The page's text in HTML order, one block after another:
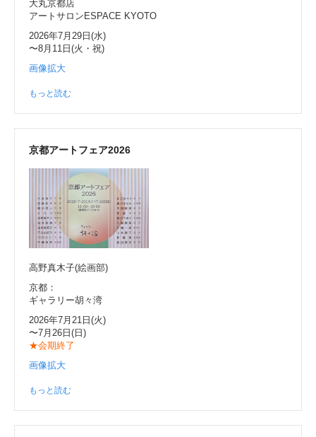
大丸京都店
アートサロンESPACE KYOTO
2026年7月29日(水)
〜8月11日(火・祝)
画像拡大
もっと読む
京都アートフェア2026
高野真木子(絵画部)
京都：
ギャラリー胡々湾
2026年7月21日(火)
〜7月26日(日)
★会期終了
画像拡大
もっと読む